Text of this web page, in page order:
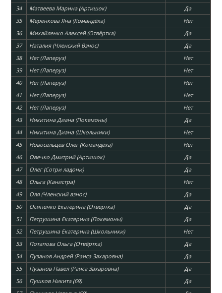
34
Матвеева Марина (Артишок)
Да
35
Меренкова Яна (Командёха)
Нет
36
Михайленко Алексей (Отвёртка)
Да
37
Наталия (Членский Взнос)
Да
38
Нет (Лаперуз)
Нет
39
Нет (Лаперуз)
Нет
40
Нет (Лаперуз)
Нет
41
Нет (Лаперуз)
Нет
42
Нет (Лаперуз)
Нет
43
Никитина Диана (Покемоны)
Да
44
Никитина Диана (Школьники)
Нет
45
Новосельцев Олег (Командёха)
Нет
46
Овечко Дмитрий (Артишок)
Да
47
Олег (Сотри ладони)
Да
48
Ольга (Канистра)
Нет
49
Оля (Членский взнос)
Да
50
Осипенко Екатерина (Отвёртка)
Да
51
Петрушина Екатерина (Покемоны)
Да
52
Петрушина Екатерина (Школьники)
Нет
53
Потапова Ольга (Отвёртка)
Да
54
Пузанов Андрей (Раиса Захаровна)
Да
55
Пузанов Павел (Раиса Захаровна)
Да
56
Пушков Никита (69)
Да